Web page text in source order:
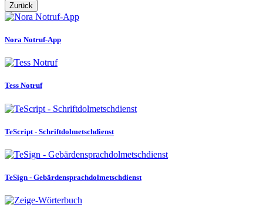
Zurück
Nora Notruf-App
Tess Notruf
TeScript - Schriftdolmetschdienst
TeSign - Gebärdensprachdolmetschdienst